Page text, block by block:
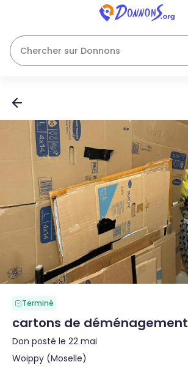
Chercher sur Donnons
Terminé
cartons de déménagement
Don posté le 22 mai
Woippy (Moselle)